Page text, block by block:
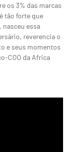
os 3% das marcas
tão forte que
nasceu essa
reverencia o
e seus momentos
COO da Africa